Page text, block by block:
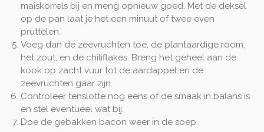
maiskorrels bij en meng opnieuw goed. Met de deksel
op de pan laat je het een minuut of twee even
pruttelen.
Voeg dan de zeevruchten toe, de plantaardige room,
het zout, en de chiliflakes. Breng het geheel aan de
kook op zacht vuur tot de aardappel en de
zeevruchten gaar zijn.
Controleer tenslotte nog eens of de smaak in balans is
en stel eventueel wat bij.
Doe de gebakken bacon weer in de soep.